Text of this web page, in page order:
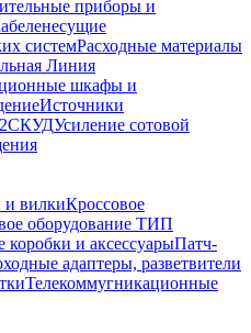
приборы и
системРасходные материалы
Линия
шкафы и
Источники
СКУДУсиление сотовой
и вилкиКроссовое
оборудование ТИП
коробки и аксессуарыПатч-
адаптеры, разветвители
Телекоммугникационные